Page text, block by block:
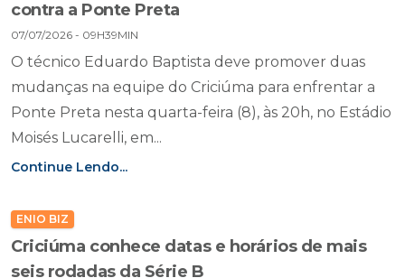
contra a Ponte Preta
07/07/2026 - 09H39MIN
O técnico Eduardo Baptista deve promover duas
mudanças na equipe do Criciúma para enfrentar a
Ponte Preta nesta quarta-feira (8), às 20h, no Estádio
Moisés Lucarelli, em...
Continue Lendo...
ENIO BIZ
Criciúma conhece datas e horários de mais
seis rodadas da Série B